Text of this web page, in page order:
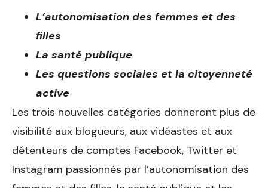
L’autonomisation des femmes et des
filles
La santé publique
Les questions sociales et la citoyenneté
active
Les trois nouvelles catégories donneront plus de
visibilité aux blogueurs, aux vidéastes et aux
détenteurs de comptes Facebook, Twitter et
Instagram passionnés par l’autonomisation des